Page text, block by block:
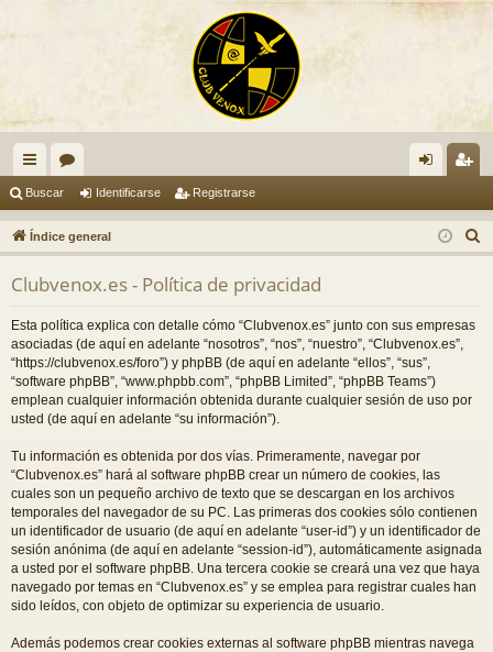
nl
ac
es
rá
pi
do
s
or
os nti
fic
se
ist
ra
e
Buscar Identificarse Registrarse
Índice general
u
Clubvenox.es - Política de privacidad
Esta política explica con detalle cómo “Clubvenox.es” junto con sus empresas
asociadas (de aquí en adelante “nosotros”, “nos”, “nuestro”, “Clubvenox.es”,
“https://clubvenox.es/foro”) y phpBB (de aquí en adelante “ellos”, “sus”,
“software phpBB”, “www.phpbb.com”, “phpBB Limited”, “phpBB Teams”)
emplean cualquier información obtenida durante cualquier sesión de uso por
usted (de aquí en adelante “su información”).
Tu información es obtenida por dos vías. Primeramente, navegar por
“Clubvenox.es” hará al software phpBB crear un número de cookies, las
cuales son un pequeño archivo de texto que se descargan en los archivos
temporales del navegador de su PC. Las primeras dos cookies sólo contienen
un identificador de usuario (de aquí en adelante “user-id”) y un identificador de
sesión anónima (de aquí en adelante “session-id”), automáticamente asignada
a usted por el software phpBB. Una tercera cookie se creará una vez que haya
navegado por temas en “Clubvenox.es” y se emplea para registrar cuales han
sido leídos, con objeto de optimizar su experiencia de usuario.
Además podemos crear cookies externas al software phpBB mientras navega